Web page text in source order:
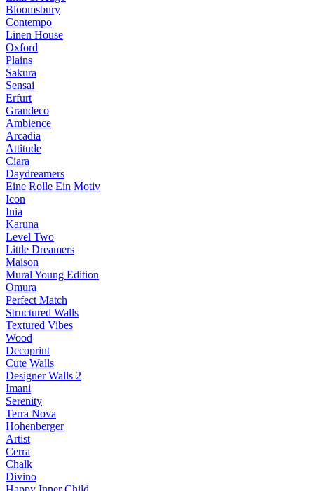
Bloomsbury
Contempo
Linen House
Oxford
Plains
Sakura
Sensai
Erfurt
Grandeco
Ambience
Arcadia
Attitude
Ciara
Daydreamers
Eine Rolle Ein Motiv
Icon
Inia
Karuna
Level Two
Little Dreamers
Maison
Mural Young Edition
Omura
Perfect Match
Structured Walls
Textured Vibes
Wood
Decoprint
Cute Walls
Designer Walls 2
Imani
Serenity
Terra Nova
Hohenberger
Artist
Cerra
Chalk
Divino